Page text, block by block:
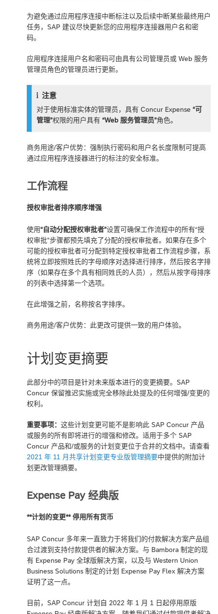
为避免通过应用程序连接中断标注以及后续中断某些最终用户
任务，SAP 建议尽快更新您的应用程序连接器用户名和密
码。
应用程序连接用户名和密码可由具有公司管理员或 Web 服务
管理员角色的管理员进行更新。
注意
对于使用标准实体的管理员，具有 Concur Expense“可
管理”权限的用户具有“Web 服务管理员”角色。
商务用途/客户优势：强制执行密码和用户名长度限制可提高
通过应用程序连接器进行的标注的安全标准。
工作流程
授权审批者排序顺序增强
使用“自动分配授权审批者”设置可确保工作流程中的所有“授
权审批”步骤都预先填充了分配的授权审批者。如果存在多个
可能的授权审批者可分配到特定授权审批者工作流程步骤，系
统将立即按照姓氏的字母顺序对选择进行排序，然后按名字排
序（如果存在多个具有相同姓氏的人员），然后从按字母排序
的列表中选择第一个选项。
在此增强之前，名称按名字排序。
商务用途/客户优势：此更改可提供一致的用户体验。
计划变更摘要
此部分中的项目是针对未来版本进行的变更摘要。SAP
Concur 保留推迟实施或完全移除此处提及的任何增强/变更的
权利。
重要事项： 这些计划变更可能不是影响此 SAP Concur 产品
或服务的所有即将进行的增强和修改。适用于多个 SAP
Concur 产品和/或服务的计划变更位于合并的文档中。请查看
2021 年 11 月共享计划变更专业版管理摘要中提供的附加计
划更改管理摘要。
Expense Pay 经典版
**计划的变更** 停用所有货币
SAP Concur 多年来一直致力于将我们的付款解决方案产品组
合过渡到支持付款提供者的解决方案。与 Bambora 制定的现
有 Expense Pay 全球版解决方案，以及与 Western Union
Business Solutions 制定的计划 Expense Pay Flex 解决方案
证明了这一点。
目前，SAP Concur 计划自 2022 年 1 月 1 日起停用原版